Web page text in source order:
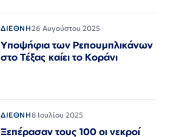
ΔΙΕΘΝΗ26 Αυγούστου 2025
Υποψήφια των Ρεπουμπλικάνων
στο Τέξας καίει το Κοράνι
ΔΙΕΘΝΗ8 Ιουλίου 2025
Ξεπέρασαν τους 100 οι νεκροί